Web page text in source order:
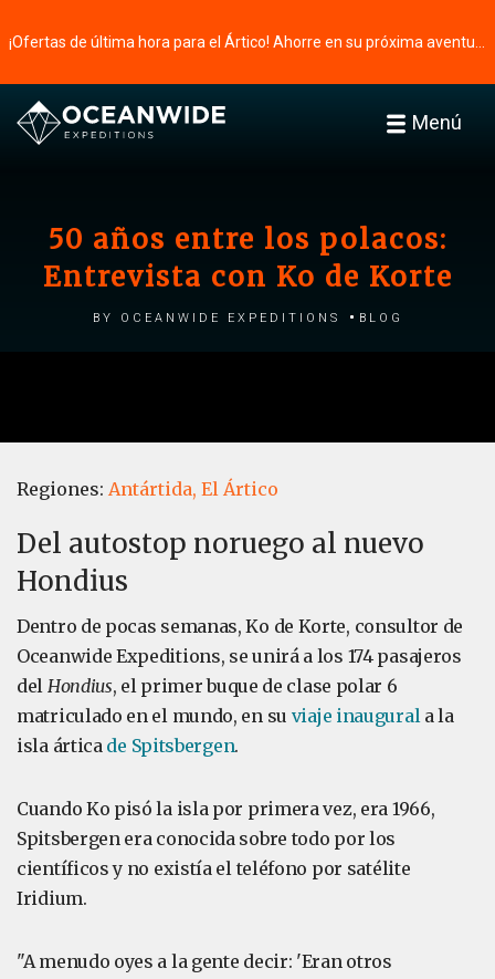
Menú
50 años entre los polacos:
Entrevista con Ko de Korte
by Oceanwide Expeditions Blog
Regiones: Antártida, El Ártico
Del autostop noruego al nuevo
Hondius
Dentro de pocas semanas, Ko de Korte, consultor de
Oceanwide Expeditions, se unirá a los 174 pasajeros
del Hondius, el primer buque de clase polar 6
matriculado en el mundo, en su viaje inaugurala la
isla ártica de Spitsbergen.
Cuando Ko pisó la isla por primera vez, era 1966,
Spitsbergen era conocida sobre todo por los
científicos y no existía el teléfono por satélite
Iridium.
"A menudo oyes a la gente decir: 'Eran otros